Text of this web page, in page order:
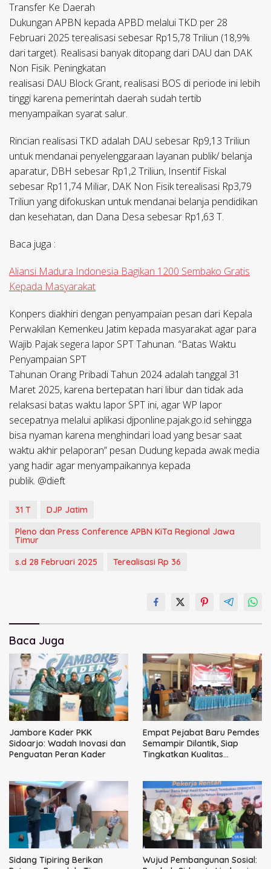
Transfer Ke Daerah
Dukungan APBN kepada APBD melalui TKD per 28
Februari 2025 terealisasi sebesar Rp15,78 Triliun (18,9%
dari target). Realisasi banyak ditopang dari DAU dan DAK
Non Fisik. Peningkatan
realisasi DAU Block Grant, realisasi BOS di periode ini lebih
tinggi karena pemerintah daerah sudah tertib
menyampaikan syarat salur.
Rincian realisasi TKD adalah DAU sebesar Rp9,13 Triliun
untuk mendanai penyelenggaraan layanan publik/ belanja
aparatur, DBH sebesar Rp1,2 Triliun, Insentif Fiskal
sebesar Rp11,74 Miliar, DAK Non Fisik terealisasi Rp3,79
Triliun yang difokuskan untuk mendanai belanja pendidikan
dan kesehatan, dan Dana Desa sebesar Rp1,63 T.
Baca juga :
Aliansi Madura Indonesia Bagikan 1200 Sembako Gratis
Kepada Masyarakat
Konpers diakhiri dengan penyampaian pesan dari Kepala
Perwakilan Kemenkeu Jatim kepada masyarakat agar para
Wajib Pajak segera lapor SPT Tahunan. “Batas Waktu
Penyampaian SPT
Tahunan Orang Pribadi Tahun 2024 adalah tanggal 31
Maret 2025, karena bertepatan hari libur dan tidak ada
relaksasi batas waktu lapor SPT ini, agar WP lapor
secepatnya melalui aplikasi djponline.pajak.go.id sehingga
bisa nyaman karena menghindari load yang besar saat
waktu akhir pelaporan” pesan Dudung kepada awak media
yang hadir agar menyampaikannya kepada
publik. @dieft
31 T
DJP Jatim
Pleno dan Press Conference APBN KiTa Regional Jawa
Timur
s.d 28 Februari 2025
Terealisasi Rp 36
Baca Juga
Jambore Kader PKK
Sidoarjo: Wadah Inovasi dan
Penguatan Peran Kader
Empat Pejabat Baru Pemdes
Semampir Dilantik, Siap
Tingkatkan Kualitas
Sidang Tipiring Berikan
Wujud Pembangunan Sosial: